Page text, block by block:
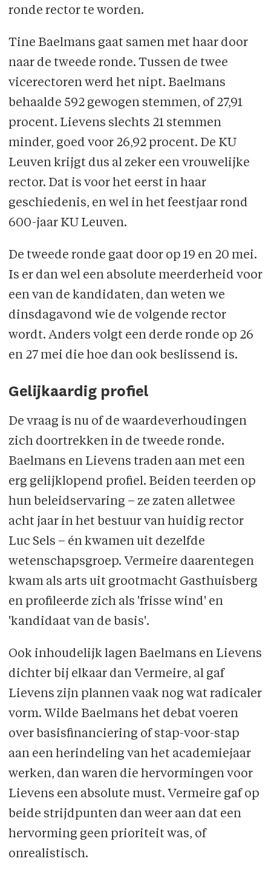
ronde rector te worden.
Tine Baelmans gaat samen met haar door
naar de tweede ronde. Tussen de twee
vicerectoren werd het nipt. Baelmans
behaalde 592 gewogen stemmen, of 27,91
procent. Lievens slechts 21 stemmen
minder, goed voor 26,92 procent. De KU
Leuven krijgt dus al zeker een vrouwelijke
rector. Dat is voor het eerst in haar
geschiedenis, en wel in het feestjaar rond
600-jaar KU Leuven.
De tweede ronde gaat door op 19 en 20 mei.
Is er dan wel een absolute meerderheid voor
een van de kandidaten, dan weten we
dinsdagavond wie de volgende rector
wordt. Anders volgt een derde ronde op 26
en 27 mei die hoe dan ook beslissend is.
Gelijkaardig profiel
De vraag is nu of de waardeverhoudingen
zich doortrekken in de tweede ronde.
Baelmans en Lievens traden aan met een
erg gelijklopend profiel. Beiden teerden op
hun beleidservaring – ze zaten alletwee
acht jaar in het bestuur van huidig rector
Luc Sels – én kwamen uit dezelfde
wetenschapsgroep. Vermeire daarentegen
kwam als arts uit grootmacht Gasthuisberg
en profileerde zich als 'frisse wind' en
'kandidaat van de basis'.
Ook inhoudelijk lagen Baelmans en Lievens
dichter bij elkaar dan Vermeire, al gaf
Lievens zijn plannen vaak nog wat radicaler
vorm. Wilde Baelmans het debat voeren
over basisfinanciering of stap-voor-stap
aan een herindeling van het academiejaar
werken, dan waren die hervormingen voor
Lievens een absolute must. Vermeire gaf op
beide strijdpunten dan weer aan dat een
hervorming geen prioriteit was, of
onrealistisch.